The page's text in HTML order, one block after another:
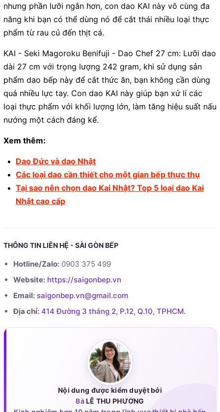
nhưng phần lưỡi ngắn hơn, con dao KAI này vô cùng đa
năng khi bạn có thể dùng nó để cắt thái nhiều loại thực
phẩm từ rau củ đến thịt cá.
KAI - Seki Magoroku Benifuji - Dao Chef 27 cm: Lưỡi dao
dài 27 cm với trọng lượng 242 gram, khi sử dụng sản
phẩm dao bếp này để cắt thức ăn, bạn không cần dùng
quá nhiều lực tay. Con dao KAI này giúp bạn xử lí các
loại thực phẩm với khối lượng lớn, làm tăng hiệu suất nấu
nướng một cách đáng kể.
Xem thêm:
Dao Đức và dao Nhật
Các loại dao cần thiết cho một gian bếp thực thụ
Tại sao nên chọn dao Kai Nhật? Top 5 loại dao Kai
Nhật cao cấp
THÔNG TIN LIÊN HỆ - SÀI GÒN BẾP
Hotline/Zalo: 0903 375 499
Website: https://saigonbep.vn
Email: saigonbep.vn@gmail.com
Địa chỉ: 414 Đường 3 tháng 2, P.12, Q.10, TPHCM.
Nội dung được kiểm duyệt bởi
BàLÊ THU PHƯƠNG